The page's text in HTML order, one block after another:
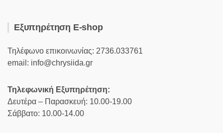
Εξυπηρέτηση E-shop
Τηλέφωνο επικοινωνίας: 2736.033761
email: info@chrysiida.gr
Τηλεφωνική Εξυπηρέτηση:
Δευτέρα – Παρασκευή: 10.00-19.00
Σάββατο: 10.00-14.00